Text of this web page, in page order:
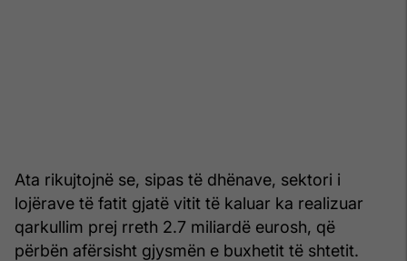
Ata rikujtojnë se, sipas të dhënave, sektori i
lojërave të fatit gjatë vitit të kaluar ka realizuar
qarkullim prej rreth 2.7 miliardë eurosh, që
përbën afërsisht gjysmën e buxhetit të shtetit.